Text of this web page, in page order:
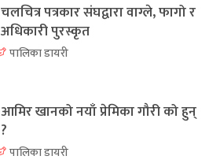
चलचित्र पत्रकार संघद्वारा वाग्ले, फागो र
अधिकारी पुरस्कृत
पालिका डायरी
आमिर खानको नयाँ प्रेमिका गौरी को हुन्
?
पालिका डायरी